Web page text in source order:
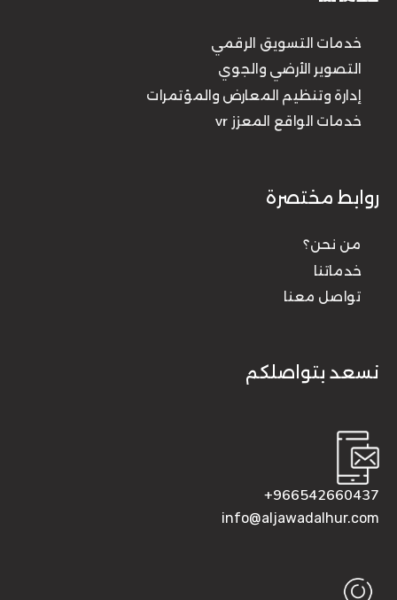
خدمات التسويق الرقمي
التصوير الأرضي والجوي
إدارة وتنظيم المعارض والمؤتمرات
خدمات الواقع المعزز vr
روابط مختصرة
من نحن؟
خدماتنا
تواصل معنا
نسعد بتواصلكم
966542660437+
info@aljawadalhur.com